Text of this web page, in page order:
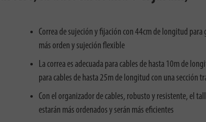
Correa de sujeción y fijación con 44cm de longitud
más orden y sujeción flexible
La correa es adecuada para cables de hasta 10m de
para cables de hasta 25m de longitud con una sección
Con el organizador de cables, robusto y resistente, el
estarán más ordenados y serán más eficientes